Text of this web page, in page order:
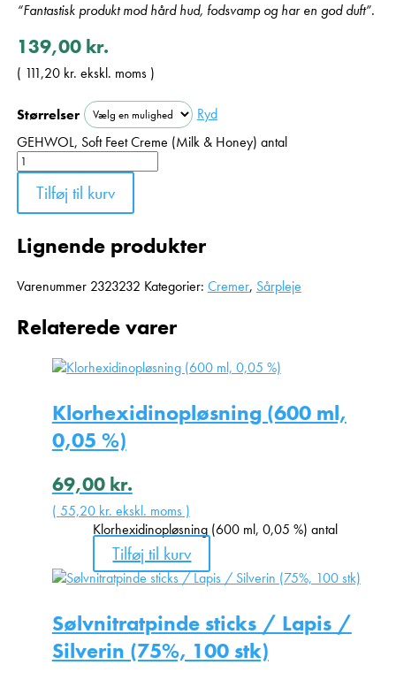
“Fantastisk produkt mod hård hud, fodsvamp og har en god duft”.
139,00 kr.
( 111,20 kr. ekskl. moms )
Størrelser
Ryd
GEHWOL, Soft Feet Creme (Milk & Honey) antal
Tilføj til kurv
Lignende produkter
Varenummer 2323232 Kategorier: Cremer, Sårpleje
Relaterede varer
Klorhexidinopløsning (600 ml,
0,05 %)
69,00 kr.
( 55,20 kr. ekskl. moms )
Klorhexidinopløsning (600 ml, 0,05 %) antal
Tilføj til kurv
Sølvnitratpinde sticks / Lapis /
Silverin (75%, 100 stk)